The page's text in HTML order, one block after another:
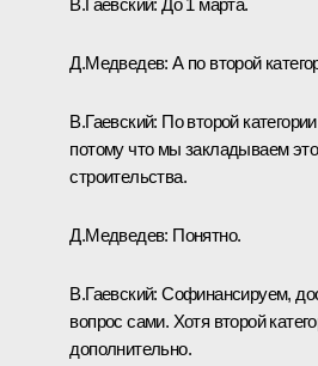
Д.Медведев: А по второй
В.Гаевский: По второй
потому что мы закладываем
строительства.
Д.Медведев: Понятно.
В.Гаевский: Софинансируем,
вопрос сами. Хотя второй
дополнительно.